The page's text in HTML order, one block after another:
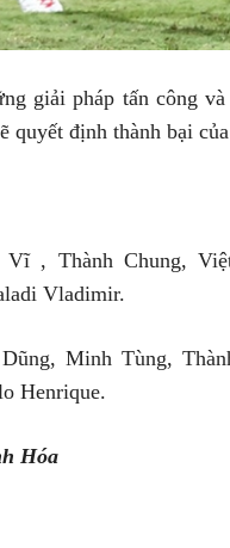
giải pháp tấn công
quyết định thành bại
Vĩ , Thành Chung,
Vladimir.
Minh Tùng,
Henrique.
Hóa